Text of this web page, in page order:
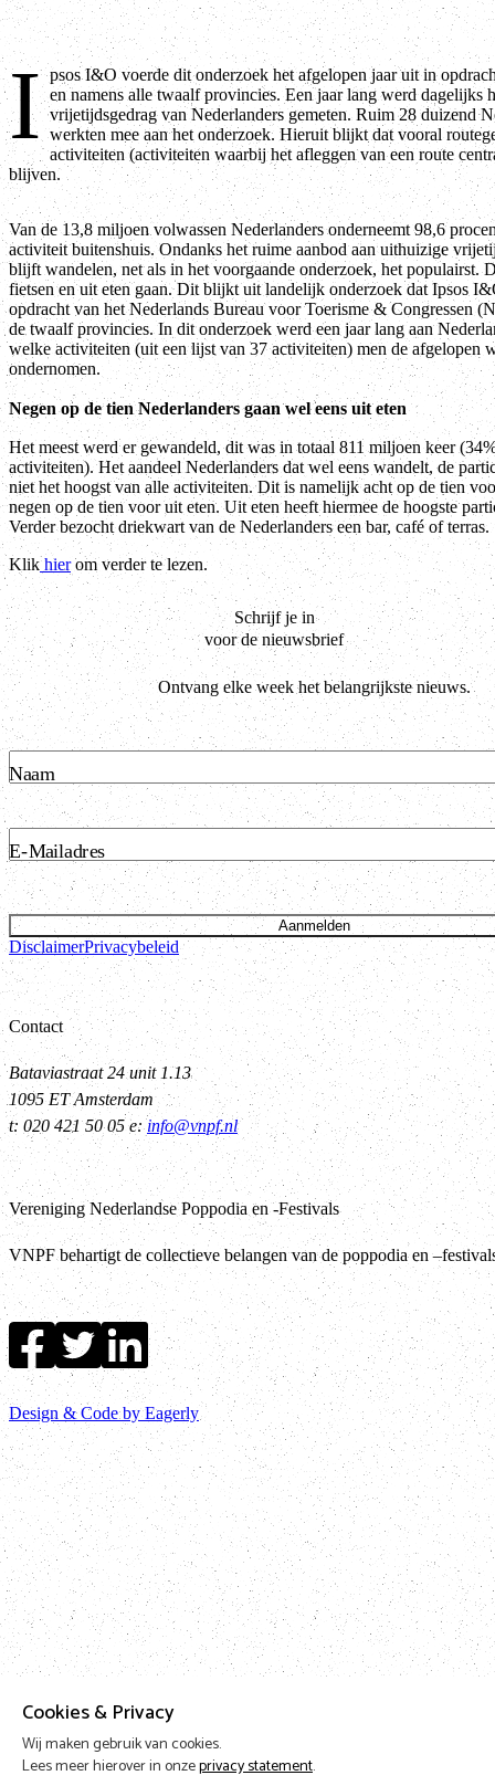
Cookies & Privacy
Wij maken gebruik van cookies.
Lees meer hierover in onzeprivacy statement.
I psos I&O voerde dit onderzoek het afgelopen jaar uit in
en namens alle twaalf provincies. Een jaar lang werd dagelijks
vrijetijdsgedrag van Nederlanders gemeten. Ruim 28 duizend
werkten mee aan het onderzoek. Hieruit blijkt dat vooral
activiteiten (activiteiten waarbij het afleggen van een route
blijven.
Van de 13,8 miljoen volwassen Nederlanders onderneemt 98,6
activiteit buitenshuis. Ondanks het ruime aanbod aan uithuizige
blijft wandelen, net als in het voorgaande onderzoek, het populairst.
fietsen en uit eten gaan. Dit blijkt uit landelijk onderzoek dat Ipsos
opdracht van het Nederlands Bureau voor Toerisme & Congressen
de twaalf provincies. In dit onderzoek werd een jaar lang aan
welke activiteiten (uit een lijst van 37 activiteiten) men de afgelopen
ondernomen.
Negen op de tien Nederlanders gaan wel eens uit eten
Het meest werd er gewandeld, dit was in totaal 811 miljoen keer
activiteiten). Het aandeel Nederlanders dat wel eens wandelt, de
niet het hoogst van alle activiteiten. Dit is namelijk acht op de tien
negen op de tien voor uit eten. Uit eten heeft hiermee de hoogste
Verder bezocht driekwart van de Nederlanders een bar, café of terras.
Klikhierom verder te lezen.
Schrijf je in
voor de nieuwsbrief
Ontvang elke week het belangrijkste nieuws.
Naam
E-Mailadres
Aanmelden
DisclaimerPrivacybeleid
Contact
Bataviastraat 24 unit 1.13
1095 ET Amsterdam
t: 020 421 50 05 e:info@vnpf.nl
Vereniging Nederlandse Poppodia en -Festivals
VNPF behartigt de collectieve belangen van de poppodia en
Design & Code by Eagerly